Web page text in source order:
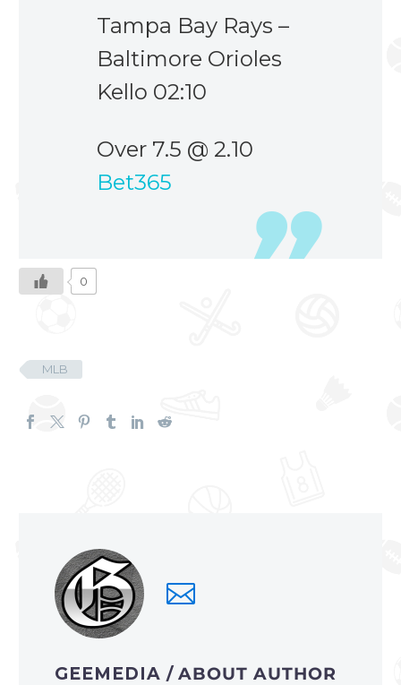
Tampa Bay Rays –
Baltimore Orioles
Kello 02:10
Over 7.5 @ 2.10
Bet365
0
MLB
GEEMEDIA / ABOUT AUTHOR